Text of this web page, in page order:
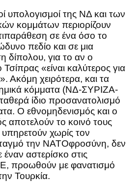
υπολογισμοί της ΝΔ και των
κομμάτων περιορίζουν
σε ένα όσο το
πεδίο και σε μια
για το αν ο
«είναι καλύτερος για
Ακόμη χειρότερα, και τα
κόμματα (ΝΔ-ΣΥΡΙΖΑ-
ίδιο προσανατολισμό
Ο εθνομηδενισμός και ο
αποτελούν το κοινό τους
χωρίς τον
την ΝΑΤΟφροσύνη, δεν
έναν αστερίσκο στις
προωθούν με φανατισμό
Τουρκία.